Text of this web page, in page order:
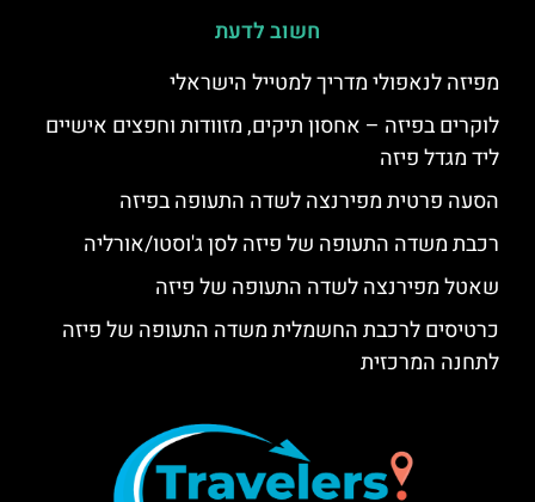
חשוב לדעת
מפיזה לנאפולי מדריך למטייל הישראלי
לוקרים בפיזה – אחסון תיקים, מזוודות וחפצים אישיים
ליד מגדל פיזה
הסעה פרטית מפירנצה לשדה התעופה בפיזה
רכבת משדה התעופה של פיזה לסן ג'וסטו/אורליה
שאטל מפירנצה לשדה התעופה של פיזה
כרטיסים לרכבת החשמלית משדה התעופה של פיזה
לתחנה המרכזית